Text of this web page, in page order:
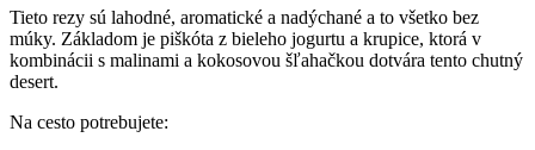
Tieto rezy sú lahodné, aromatické a nadýchané a to všetko bez
múky. Základom je piškóta z bieleho jogurtu a krupice, ktorá v
kombinácii s malinami a kokosovou šľahačkou dotvára tento chutný
desert.
Na cesto potrebujete: